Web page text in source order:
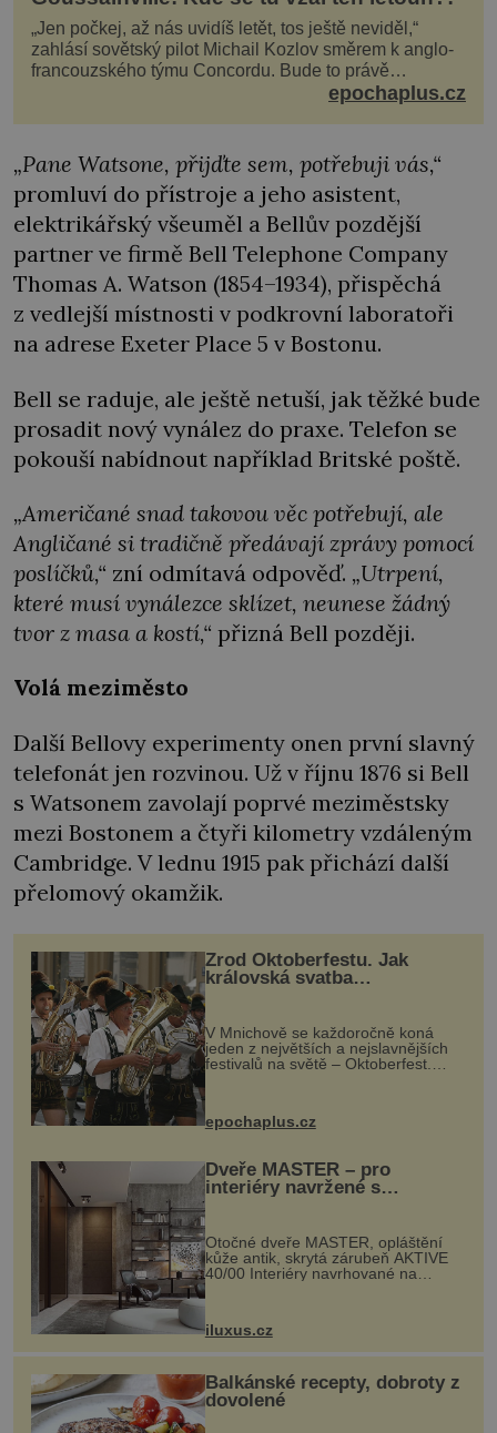
„Jen počkej, až nás uvidíš letět, tos ještě neviděl,“
zahlásí sovětský pilot Michail Kozlov směrem k anglo-
francouzského týmu Concordu. Bude to právě
konkurenční boj, co bude stát za smrtí celé 6členné
epochaplus.cz
„Pane Watsone, přijďte sem, potřebuji vás,“
promluví do přístroje a jeho asistent,
elektrikářský všeuměl a Bellův pozdější
partner ve firmě Bell Telephone Company
Thomas A. Watson (1854–1934), přispěchá
z vedlejší místnosti v podkrovní laboratoři
na adrese Exeter Place 5 v Bostonu.
Bell se raduje, ale ještě netuší, jak těžké bude
prosadit nový vynález do praxe. Telefon se
pokouší nabídnout například Britské poště.
„Američané snad takovou věc potřebují, ale
Angličané si tradičně předávají zprávy pomocí
poslíčků,“ zní odmítavá odpověď. „Utrpení,
které musí vynálezce sklízet, neunese žádný
tvor z masa a kostí,“ přizná Bell později.
Volá meziměsto
Další Bellovy experimenty onen první slavný
telefonát jen rozvinou. Už v říjnu 1876 si Bell
s Watsonem zavolají poprvé meziměstsky
mezi Bostonem a čtyři kilometry vzdáleným
Cambridge. V lednu 1915 pak přichází další
přelomový okamžik.
Zrod Oktoberfestu. Jak
královská svatba
odstartovala největší pivní
festival světa
V Mnichově se každoročně koná
jeden z největších a nejslavnějších
festivalů na světě – Oktoberfest.
návštěvníků, kteří si vychutnávají
kultur...
epochaplus.cz
Dveře MASTER – pro
interiéry navržené s
rozumem i vášní!
Otočné dveře MASTER, opláštění
kůže antik, skrytá zárubeň AKTIVE
40/00 Interiéry navrhované na
zakázku často vyžadují atypické
rozměry nejen nábytku, ale i
dnes umož...
iluxus.cz
Balkánské recepty, dobroty z
dovolené